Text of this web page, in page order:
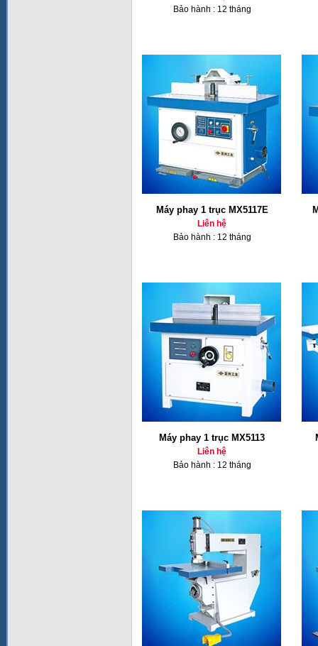
Bảo hành : 12 tháng
Máy phay 1 trục MX5117E
Liên hệ
Bảo hành : 12 tháng
Máy phay 1 trục MX5113
Liên hệ
Bảo hành : 12 tháng